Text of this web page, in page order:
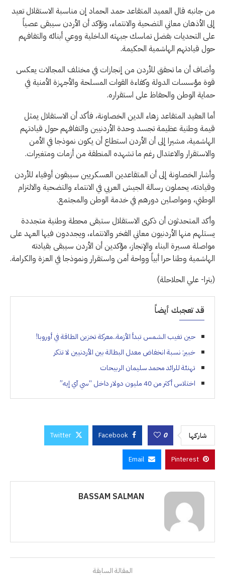
من جانبه قال العميد المتقاعد حمد الحماد إن مناسبة الاستقلال تعيد
إلى الأذهان معاني التضحية والانتماء، وتؤكد أن الأردن سيبقى عصياً
على التحديات بفضل تماسك جبهته الداخلية ووعي أبنائه والتفافهم
حول قيادتهم الهاشمية الحكيمة.
وأضاف أن ما تحقق للأردن من إنجازات في مختلف المجالات يعكس
قوة مؤسسات الدولة وكفاءة القوات المسلحة والأجهزة الأمنية في
حماية الوطن والحفاظ على استقراره.
أما العقيد المتقاعد زهاء الدين الخصاونة، فأكد أن الاستقلال يمثل
قيمة وطنية عظيمة تجسد وحدة الأردنيين والتفافهم حول قيادتهم
الهاشمية، مشيرا إلى أن الأردن استطاع أن يكون نموذجا في الأمن
والاستقرار والاعتدال رغم ما تشهده المنطقة من أزمات ومتغيرات.
وأشار الخصاونة إلى أن المتقاعدين العسكريين سيبقون أوفياء للأردن
وقيادته، يحملون رسالة الجيش العربي في الانتماء والتضحية والالتزام
الوطني، ومواصلين دورهم في خدمة الوطن والمجتمع.
وأكد المتحدثون أن ذكرى الاستقلال ستبقى محطة وطنية متجددة
يستلهم منها الأردنيون معاني الفخر والانتماء، ويجددون فيها العهد على
مواصلة مسيرة البناء والإنجاز، مؤكدين أن الأردن سيبقى بقيادته
الهاشمية وطنا حرا أبياً وواحة أمن واستقرار ونموذجا في العزة والكرامة.
(بترا- علي الحلاحلة)
قد تعجبك أيضاً
حين تغيب الشمس تبدأ الأزمة..معركة تخزين الطاقة في أوروبا!
خبير: نسبة انخفاض معدل البطالة بين الأردنيين لا تذكر
تهنئة للرائد محمد سليمان الربيحات
اختلاس أكثر من 40 مليون دولار داخل “سي آي إيه”
شاركها 0
Facebook
Twitter
Pinterest
Email
BASSAM SALMAN
المقالة السابقة